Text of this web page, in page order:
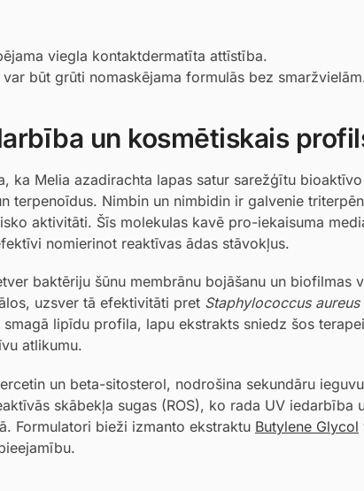
viegla kontaktdermatīta attīstība.
būt grūti nomaskējama formulās bez
un kosmētiskais
ka Melia azadirachta lapas satur sarežģītu
terpenoīdus. Nimbin un nimbidin ir galvenie
aktivitāti. Šīs molekulas kavē pro-iekaisuma
nomierinot reaktīvas ādas stāvokļus.
baktēriju šūnu membrānu bojāšanu un biofilmas
uzsver tā efektivitāti pret Staphylococcus aureus
lipīdu profila, lapu ekstrakts sniedz šos
atlikumu.
un beta-sitosterol, nodrošina sekundāru
skābekļa sugas (ROS), ko rada UV iedarbība
Formulatori bieži izmanto ekstraktu Butylene Glycol